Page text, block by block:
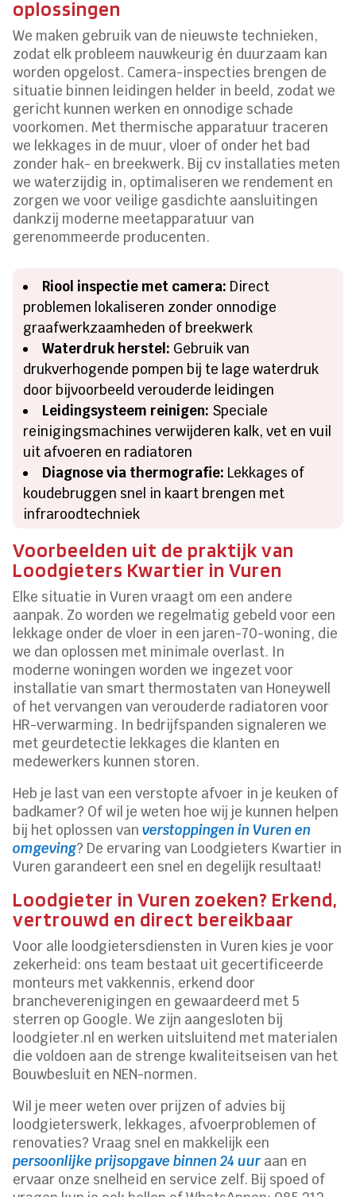
oplossingen
We maken gebruik van de nieuwste technieken,
zodat elk probleem nauwkeurig én duurzaam kan
worden opgelost. Camera-inspecties brengen de
situatie binnen leidingen helder in beeld, zodat we
gericht kunnen werken en onnodige schade
voorkomen. Met thermische apparatuur traceren
we lekkages in de muur, vloer of onder het bad
zonder hak- en breekwerk. Bij cv installaties meten
we waterzijdig in, optimaliseren we rendement en
zorgen we voor veilige gasdichte aansluitingen
dankzij moderne meetapparatuur van
gerenommeerde producenten.
Riool inspectie met camera: Direct
problemen lokaliseren zonder onnodige
graafwerkzaamheden of breekwerk
Waterdruk herstel: Gebruik van
drukverhogende pompen bij te lage waterdruk
door bijvoorbeeld verouderde leidingen
Leidingsysteem reinigen: Speciale
reinigingsmachines verwijderen kalk, vet en vuil
uit afvoeren en radiatoren
Diagnose via thermografie: Lekkages of
koudebruggen snel in kaart brengen met
infraroodtechniek
Voorbeelden uit de praktijk van
Loodgieters Kwartier in Vuren
Elke situatie in Vuren vraagt om een andere
aanpak. Zo worden we regelmatig gebeld voor een
lekkage onder de vloer in een jaren-70-woning, die
we dan oplossen met minimale overlast. In
moderne woningen worden we ingezet voor
installatie van smart thermostaten van Honeywell
of het vervangen van verouderde radiatoren voor
HR-verwarming. In bedrijfspanden signaleren we
met geurdetectie lekkages die klanten en
medewerkers kunnen storen.
Heb je last van een verstopte afvoer in je keuken of
badkamer? Of wil je weten hoe wij je kunnen helpen
bij het oplossen vanverstoppingen in Vuren en
omgeving? De ervaring van Loodgieters Kwartier in
Vuren garandeert een snel en degelijk resultaat!
Loodgieter in Vuren zoeken? Erkend,
vertrouwd en direct bereikbaar
Voor alle loodgietersdiensten in Vuren kies je voor
zekerheid: ons team bestaat uit gecertificeerde
monteurs met vakkennis, erkend door
brancheverenigingen en gewaardeerd met 5
sterren op Google. We zijn aangesloten bij
loodgieter.nl en werken uitsluitend met materialen
die voldoen aan de strenge kwaliteitseisen van het
Bouwbesluit en NEN-normen.
Wil je meer weten over prijzen of advies bij
loodgieterswerk, lekkages, afvoerproblemen of
renovaties? Vraag snel en makkelijk een
persoonlijke prijsopgave binnen 24 uur aan en
ervaar onze snelheid en service zelf. Bij spoed of